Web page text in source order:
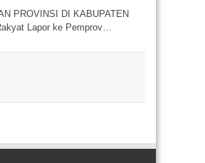
PROVINSI DI KABUPATEN
Lapor ke Pemprov…